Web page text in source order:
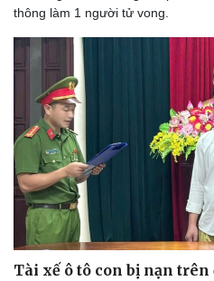
thông làm 1 người tử vong.
Tài xế ô tô con bị nạn